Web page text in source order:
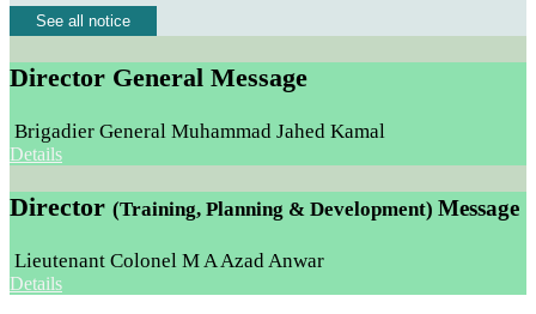
See all notice
Director General Message
Brigadier General Muhammad Jahed Kamal
Details
Director (Training, Planning & Development) Message
Lieutenant Colonel M A Azad Anwar
Details